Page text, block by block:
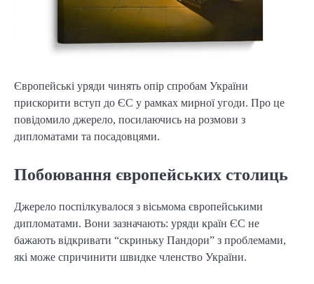
Європейські уряди чинять опір спробам України
прискорити вступ до ЄС у рамках мирної угоди. Про це
повідомило джерело, посилаючись на розмови з
дипломатами та посадовцями.
Побоювання європейських столиць
Джерело поспілкувалося з вісьмома європейськими
дипломатами. Вони зазначають: уряди країн ЄС не
бажають відкривати “скриньку Пандори” з проблемами,
які може спричинити швидке членство України.